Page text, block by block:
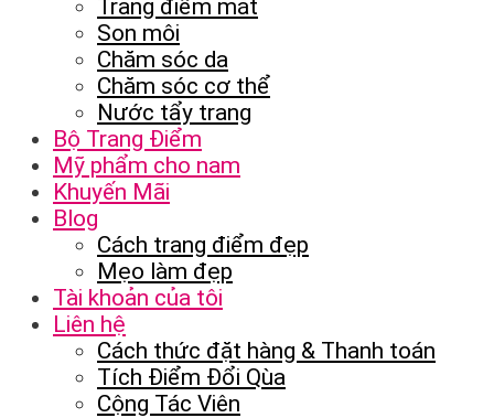
Trang điểm mắt
Son môi
Chăm sóc da
Chăm sóc cơ thể
Nước tẩy trang
Bộ Trang Điểm
Mỹ phẩm cho nam
Khuyến Mãi
Blog
Cách trang điểm đẹp
Mẹo làm đẹp
Tài khoản của tôi
Liên hệ
Cách thức đặt hàng & Thanh toán
Tích Điểm Đổi Qùa
Cộng Tác Viên